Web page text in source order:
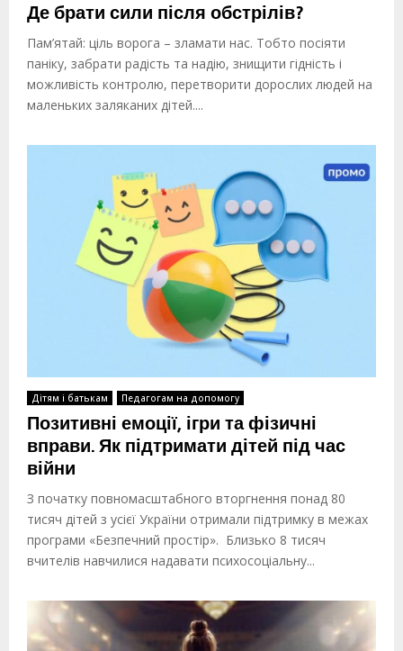
Де брати сили після обстрілів?
Пам’ятай: ціль ворога – зламати нас. Тобто посіяти
паніку, забрати радість та надію, знищити гідність і
можливість контролю, перетворити дорослих людей на
маленьких заляканих дітей....
Дітям і батькам Педагогам на допомогу
Позитивні емоції, ігри та фізичні
вправи. Як підтримати дітей під час
війни
З початку повномасштабного вторгнення понад 80
тисяч дітей з усієї України отримали підтримку в межах
програми «Безпечний простір». Близько 8 тисяч
вчителів навчилися надавати психосоціальну...